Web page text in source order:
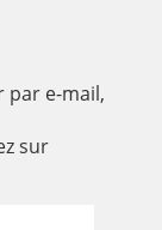
par e-mail,
sur